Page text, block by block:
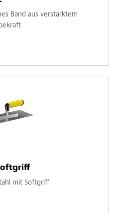
Band aus verstärktem
mit Softgriff